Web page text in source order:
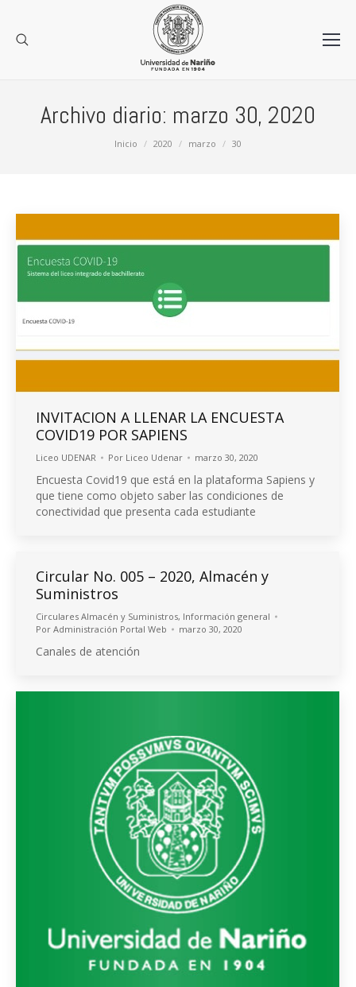
Archivo diario: marzo 30, 2020
Inicio 2020 marzo 30
INVITACION A LLENAR LA ENCUESTA
COVID19 POR SAPIENS
Liceo UDENAR Por Liceo Udenar marzo 30, 2020
Encuesta Covid19 que está en la plataforma Sapiens y
que tiene como objeto saber las condiciones de
conectividad que presenta cada estudiante
Circular No. 005 – 2020, Almacén y
Suministros
Circulares Almacén y Suministros, Información general
Por Administración Portal Web marzo 30, 2020
Canales de atención